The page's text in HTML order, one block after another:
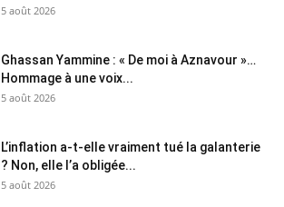
5 août 2026
Ghassan Yammine : « De moi à Aznavour »…
Hommage à une voix...
5 août 2026
L’inflation a-t-elle vraiment tué la galanterie
? Non, elle l’a obligée...
5 août 2026